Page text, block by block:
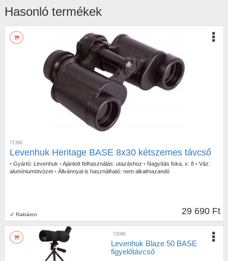
Hasonló termékek
Raktáron
71390
Levenhuk Heritage BASE 8x30 kétszemes távcső
• Gyártó: Levenhuk •Ajánlott felhasználás: utazáshoz • Nagyítás foka, x: 8 • Váz:
alumíniumötvözet • Állvánnyal is használható: nem alkalmazandó
29 690 Ft
72096
Levenhuk Blaze 50 BASE
figyelőtávcső